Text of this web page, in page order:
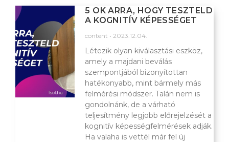
5 OK ARRA, HOGY TESZTELD
A KOGNITÍV KÉPESSÉGET
content 2023.12.04.
Létezik olyan kiválasztási eszköz,
amely a majdani beválás
szempontjából bizonyítottan
hatékonyabb, mint bármely más
felmérési módszer. Talán nem is
gondolnánk, de a várható
teljesítmény legjobb előrejelzését a
kognitív képességfelmérések adják.
Ha valaha is vettél már fel új